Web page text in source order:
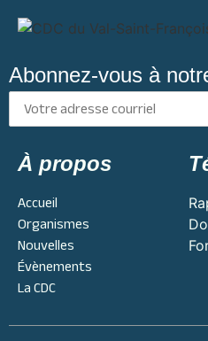
Abonnez-vous à
À propos
Accueil
Organismes
Nouvelles
Évènements
La CDC